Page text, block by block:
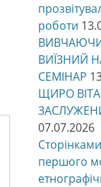
роботи
ВИЇЗНИЙ
СЕМІНАР
ЩИРО
07.07.2026
першого